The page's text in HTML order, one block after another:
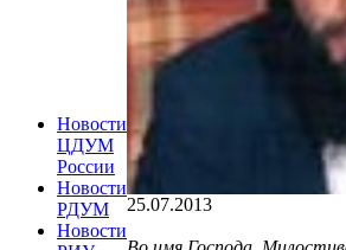
Новости
ЦДУМ
России
Новости
РДУМ
Новости
25.07.2013